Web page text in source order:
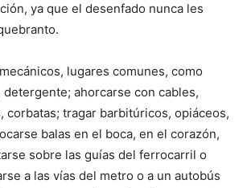
ya que el desenfado nunca les
lugares comunes, como
ahorcarse con cables,
corbatas; tragar barbitúricos, opiáceos,
balas en el boca, en el corazón,
sobre las guías del ferrocarril o
a las vías del metro o a un autobús